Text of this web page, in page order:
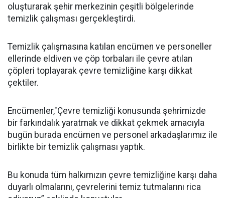
oluşturarak şehir merkezinin çeşitli bölgelerinde
temizlik çalışması gerçekleştirdi.
Temizlik çalışmasına katılan encümen ve personeller
ellerinde eldiven ve çöp torbaları ile çevre atılan
çöpleri toplayarak çevre temizliğine karşı dikkat
çektiler.
Encümenler,"Çevre temizliği konusunda şehrimizde
bir farkındalık yaratmak ve dikkat çekmek amacıyla
bugün burada encümen ve personel arkadaşlarımız ile
birlikte bir temizlik çalışması yaptık.
Bu konuda tüm halkımızın çevre temizliğine karşı daha
duyarlı olmalarını, çevrelerini temiz tutmalarını rica